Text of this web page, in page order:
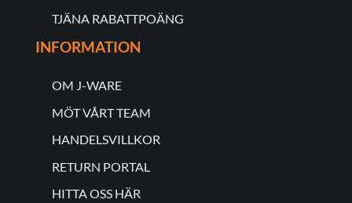
TJÄNA RABATTPOÄNG
INFORMATION
OM J-WARE
MÖT VÅRT TEAM
HANDELSVILLKOR
RETURN PORTAL
HITTA OSS HÄR